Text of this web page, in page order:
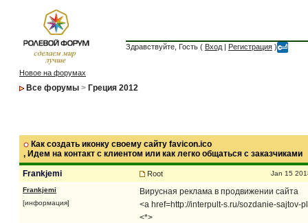
Здравствуйте, Гость ( Вход | Регистрация )
Новое на форумах
Все форумы > Греция 2012
Как создать иконку своему сайту favicon.ico
, Идем на контакт с клиентом или как легко общаться с заказчиками
Frankjemi Root Jan 15
Frankjemi
[информация]
Вирусная реклама в продвижении сайта
<a href=http://interpult-s.ru/sozdanie-sajtov-
<*>